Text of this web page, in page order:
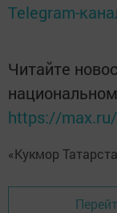
Telegram-
Читайте
https://
«Кукмор